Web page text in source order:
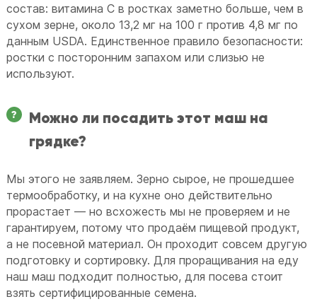
состав: витамина C в ростках заметно больше, чем в
сухом зерне, около 13,2 мг на 100 г против 4,8 мг по
данным USDA. Единственное правило безопасности:
ростки с посторонним запахом или слизью не
используют.
Можно ли посадить этот маш на
грядке?
Мы этого не заявляем. Зерно сырое, не прошедшее
термообработку, и на кухне оно действительно
прорастает — но всхожесть мы не проверяем и не
гарантируем, потому что продаём пищевой продукт,
а не посевной материал. Он проходит совсем другую
подготовку и сортировку. Для проращивания на еду
наш маш подходит полностью, для посева стоит
взять сертифицированные семена.